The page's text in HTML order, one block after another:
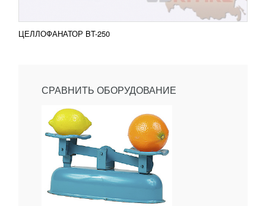
ЦЕЛЛОФАНАТОР BT-250
СРАВНИТЬ ОБОРУДОВАНИЕ